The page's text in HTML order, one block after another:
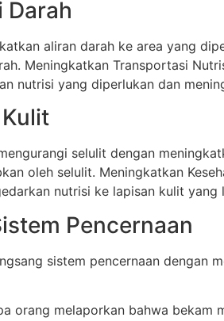
Darah
aliran darah ke area yang
Meningkatkan Transportasi
nutrisi yang diperlukan dan
selulit dengan
oleh selulit. Meningkatkan
nutrisi ke lapisan kulit yang
Pencernaan
sistem pencernaan
orang melaporkan bahwa